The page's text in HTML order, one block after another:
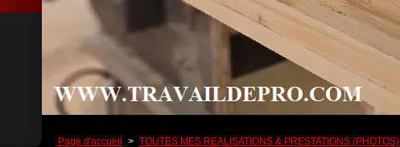
Page d'accueil > TOUTES MES REALISATIONS & PRESTATIONS (PHOTOS).